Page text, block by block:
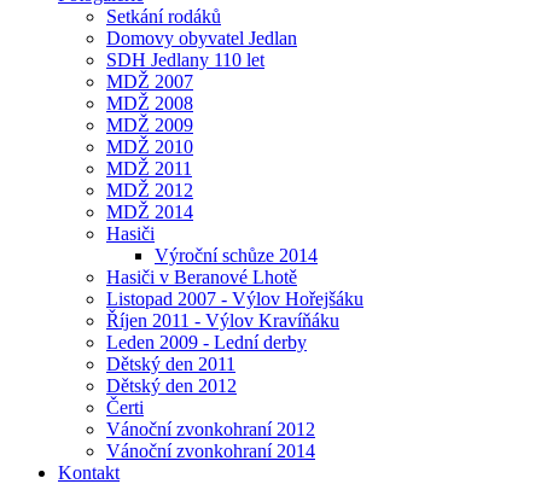
Setkání rodáků
Domovy obyvatel Jedlan
SDH Jedlany 110 let
MDŽ 2007
MDŽ 2008
MDŽ 2009
MDŽ 2010
MDŽ 2011
MDŽ 2012
MDŽ 2014
Hasiči
Výroční schůze 2014
Hasiči v Beranové Lhotě
Listopad 2007 - Výlov Hořejšáku
Říjen 2011 - Výlov Kravíňáku
Leden 2009 - Lední derby
Dětský den 2011
Dětský den 2012
Čerti
Vánoční zvonkohraní 2012
Vánoční zvonkohraní 2014
Kontakt